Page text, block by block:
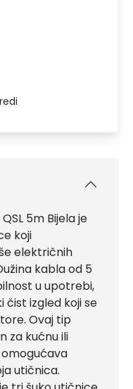
5m Bijela je
koji
električnih
kabla od 5
u upotrebi,
čist izgled koji se
Ovaj tip
za kućnu ili
utičnica.